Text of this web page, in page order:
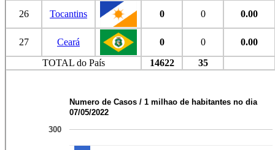
26 Tocantins 0 0 0.00
27 Ceará 0 0
0.00
TOTAL do País
14622 35
Numero de Casos / 1 milhao de habitantes no dia
07/05/2022
300